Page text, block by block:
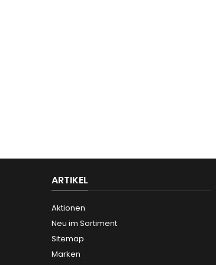
ARTIKEL
Aktionen
Neu im Sortiment
Sitemap
Marken